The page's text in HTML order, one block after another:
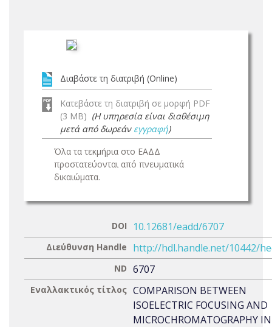
Διαβάστε τη διατριβή (Online)
Κατεβάστε τη διατριβή σε μορφή PDF
(3 MB) (Η υπηρεσία είναι διαθέσιμη
μετά από δωρεάν εγγραφή)
Όλα τα τεκμήρια στο ΕΑΔΔ
προστατεύονται από πνευματικά
δικαιώματα.
DOI 10.12681/eadd/6707
Διεύθυνση Handle http://hdl.handle.net/10442/
ND 6707
Εναλλακτικός τίτλος COMPARISON BETWEEN
ISOELECTRIC FOCUSING AND
MICROCHROMATOGRAPHY